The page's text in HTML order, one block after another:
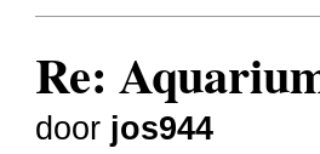
Re:
door jos944